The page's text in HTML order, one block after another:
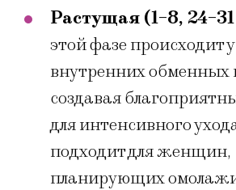
Растущая (1-8, 24-
этой фазе происходит
внутренних обменных
создавая
для интенсивного
подходит для женщин,
планирующих